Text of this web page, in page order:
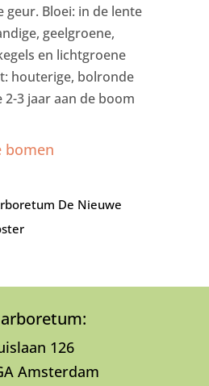
Bloei: in de lente
geelgroene,
en lichtgroene
houterige, bolronde
3 jaar aan de boom
bomen
De Nieuwe
126
Amsterdam